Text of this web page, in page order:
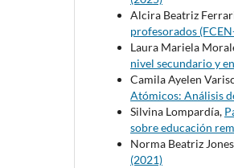
Alcira Beatriz
profesorados
Laura Mariela
nivel secundario y
Camila Ayelen
Atómicos: Análisis
Silvina Lompardía,
sobre educación
Norma Beatriz
(2021)